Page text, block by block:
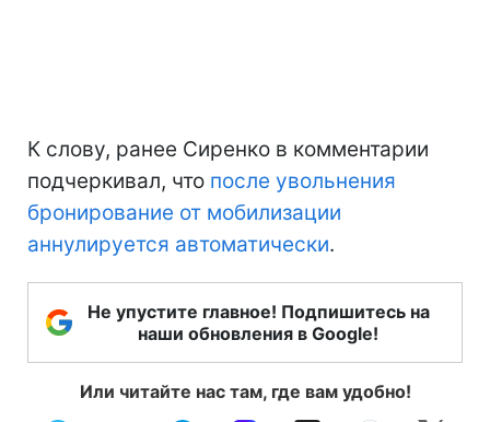
К слову, ранее Сиренко в комментарии
подчеркивал, что после увольнения
бронирование от мобилизации
аннулируется автоматически.
Не упустите главное! Подпишитесь на
наши обновления в Google!
Или читайте нас там, где вам удобно!